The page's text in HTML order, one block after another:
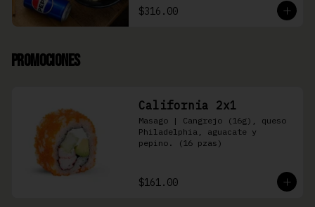
$316.00
Promociones
California 2x1
Masago | Cangrejo (16g), queso
Philadelphia, aguacate y
pepino. (16 pzas)
$161.00